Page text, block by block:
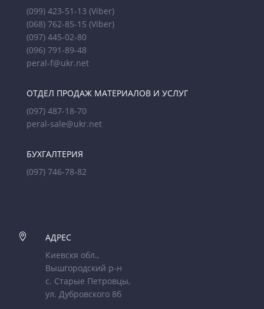
(099) 423-51-13 (Viber)
(068) 762-85-15 (Viber)
(097) 445-02-80
(096) 791-89-48
peral-f@ukr.net
ОТДЕЛ ПРОДАЖ МАТЕРИАЛОВ И УСЛУГ
(097) 487-18-70
peral-sale@ukr.net
БУХГАЛТЕРИЯ
(097) 746-78-82

АДРЕС
Киевскя обл.,
Вышгородский р-н
с. Старые Петровцы,
ул. Дубровского 8б